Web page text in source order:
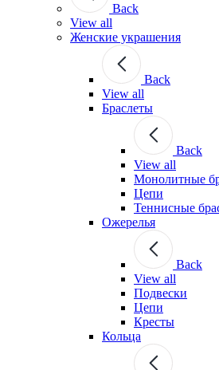
Back
View all
Женские украшения
Back
View all
Браслеты
Back
View all
Монолитные
Цепи
Теннисные
Ожерелья
Back
View all
Подвески
Цепи
Кресты
Кольца